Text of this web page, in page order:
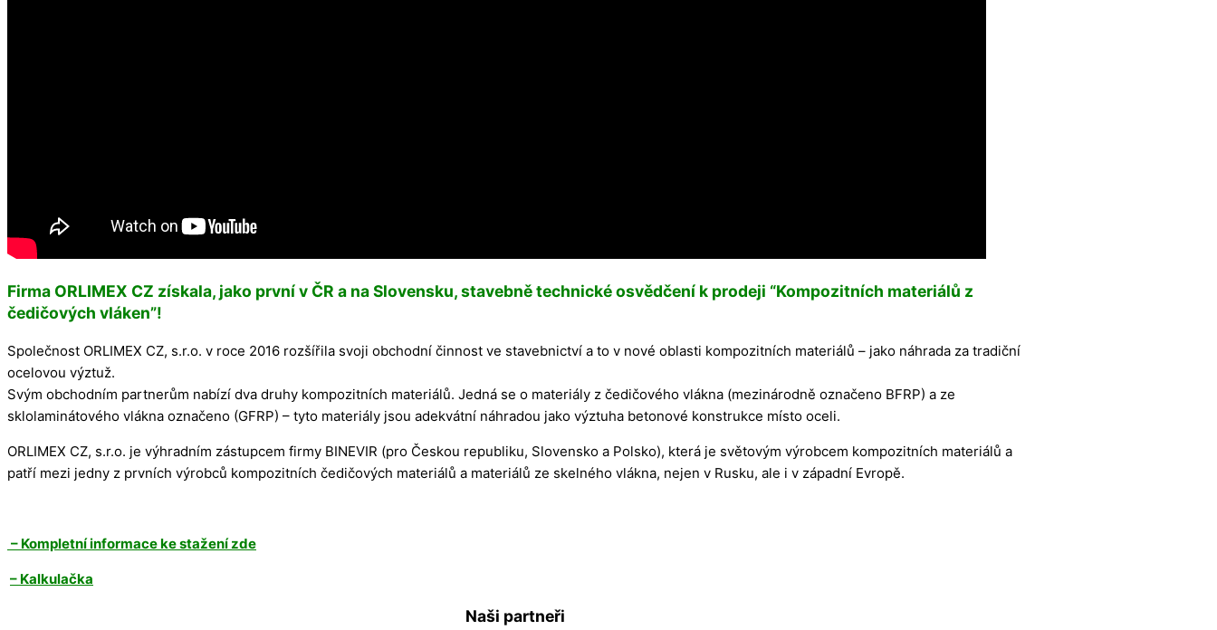
Firma ORLIMEX CZ získala, jako první v ČR a na Slovensku, stavebně technické osvědčení k prodeji “Kompozitních materiálů z
čedičových vláken”!
Společnost ORLIMEX CZ, s.r.o. v roce 2016 rozšířila svoji obchodní činnost ve stavebnictví a to v nové oblasti kompozitních materiálů – jako náhrada za tradiční
ocelovou výztuž.
Svým obchodním partnerům nabízí dva druhy kompozitních materiálů. Jedná se o materiály z čedičového vlákna (mezinárodně označeno BFRP) a ze
sklolaminátového vlákna označeno (GFRP) – tyto materiály jsou adekvátní náhradou jako výztuha betonové konstrukce místo oceli.
ORLIMEX CZ, s.r.o. je výhradním zástupcem firmy BINEVIR (pro Českou republiku, Slovensko a Polsko), která je světovým výrobcem kompozitních materiálů a
patří mezi jedny z prvních výrobců kompozitních čedičových materiálů a materiálů ze skelného vlákna, nejen v Rusku, ale i v západní Evropě.
– Kompletní informace ke stažení zde
– Kalkulačka
Naši partneři